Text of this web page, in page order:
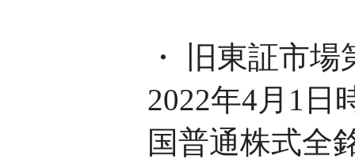
・ 旧東証市
2022年4月1日
国普通株式全